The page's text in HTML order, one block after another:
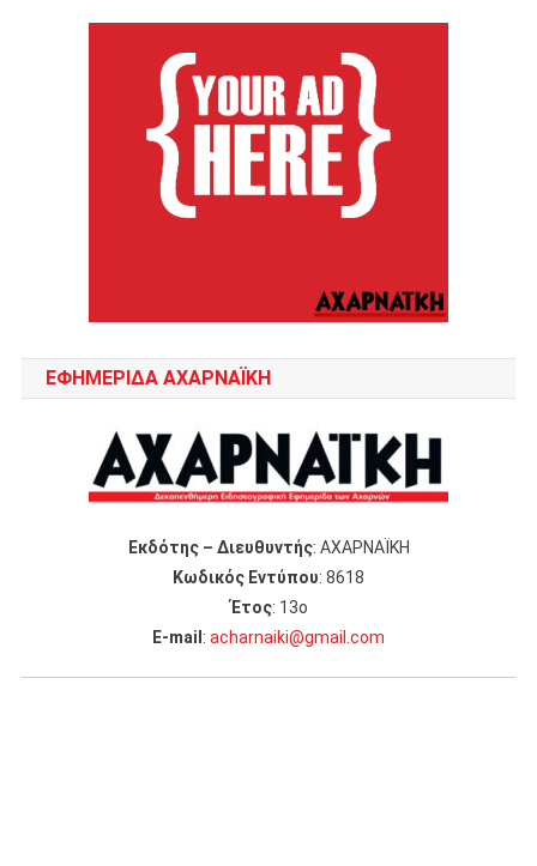
ΕΦΗΜΕΡΙΔΑ ΑΧΑΡΝΑΪΚΗ
Εκδότης – Διευθυντής: ΑΧΑΡΝΑΪΚΗ
Κωδικός Εντύπου: 8618
Έτος: 13ο
Ε-mail : acharnaiki@gmail.com